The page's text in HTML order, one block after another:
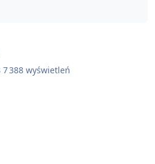
7 388 wyświetleń